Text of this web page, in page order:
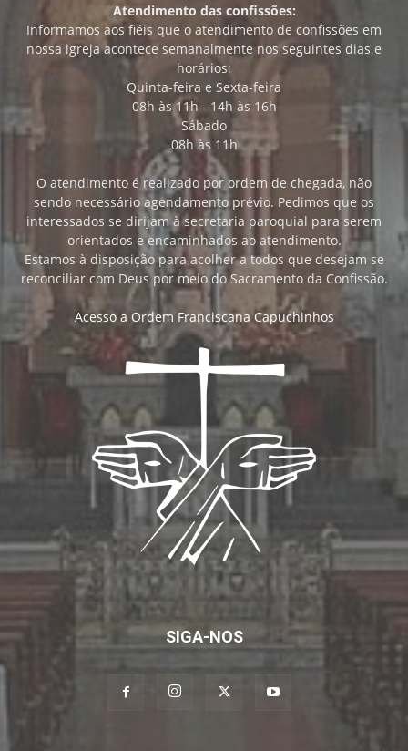
Atendimento das confissões:
Informamos aos fiéis que o atendimento de confissões em
nossa igreja acontece semanalmente nos seguintes dias e
horários:
Quinta-feira e Sexta-feira
08h às 11h - 14h às 16h
Sábado
08h às 11h
O atendimento é realizado por ordem de chegada, não
sendo necessário agendamento prévio. Pedimos que os
interessados se dirijam à secretaria paroquial para serem
orientados e encaminhados ao atendimento.
Estamos à disposição para acolher a todos que desejam se
reconciliar com Deus por meio do Sacramento da Confissão.
Acesso a Ordem Franciscana Capuchinhos
SIGA-NOS